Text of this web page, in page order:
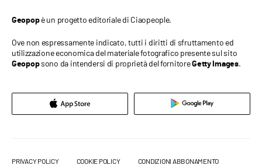
Geopopè un progetto editoriale di Ciaopeople.
Ove non espressamente indicato, tutti i diritti di sfruttamento ed
utilizzazione economica del materiale fotografico presente sul sito
Geopopsono da intendersi di proprietà del fornitoreGetty Images.
PRIVACY POLICY COOKIE POLICY CONDIZIONI ABBONAMENTO